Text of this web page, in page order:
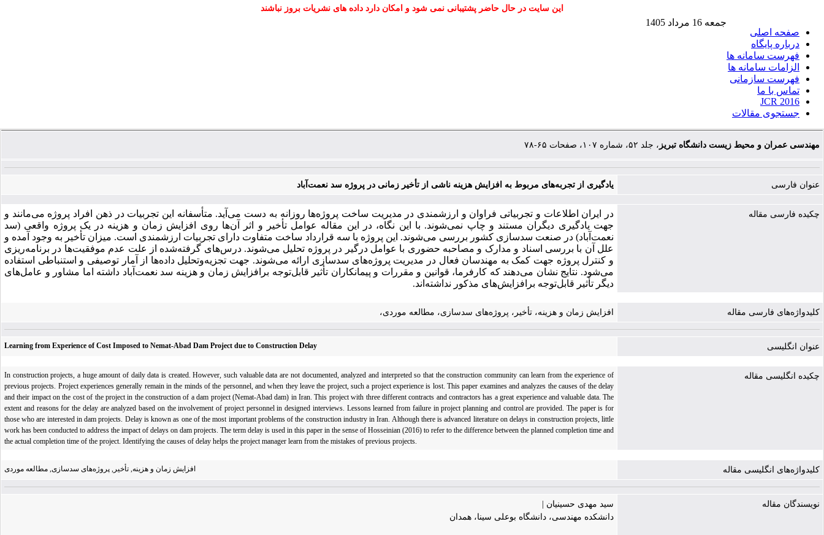
این سایت در حال حاضر پشتیبانی نمی شود و امکان دارد داده های نشریات بروز نباشند
صفحه اصلی
درباره پایگاه
فهرست سامانه ها
الزامات سامانه ها
فهرست سازمانی
تماس با ما
JCR 2016
جستجوی مقالات
جمعه 16 مرداد 1405
مهندسی عمران و محیط زیست دانشگاه تبریز ، جلد ۵۲، شماره ۱۰۷، صفحات ۶۵-۷۸
عنوان فارسی یادگیری از تجربه‌های مربوط به افزایش هزینه ناشی از تأخیر زمانی در پروژه ‌سد نعمت‌آباد
چکیده فارسی مقاله
در ایران اطلاعات و تجربیاتی فراوان و ارزشمندی در مدیریت ساخت پروژه‌ها روزانه به­ دست ‌می‌آید. متأسفانه این تجربیات در ذهن افراد پروژه می‌مانند و
جهت یادگیری دیگران مستند و چاپ نمی‌شوند. با این نگاه، ‌در این مقاله عوامل تأخیر و اثر آن‌ها روی افزایش زمان و هزینه در یک پروژه‌ واقعی (سد
نعمت‌آباد) در صنعت سدسازی کشور بررسی می‌شوند. این پروژه‌ با سه قرارداد ساخت متفاوت دارای تجربیات ارزشمندی است. میزان تأخیر به­ وجود آمده و
علل آن با بررسی اسناد و مدارک و مصاحبه‌ حضوری با عوامل درگیر در پروژه تحلیل می‌شوند. درس‌های گرفته‌شده از علت عدم موفقیت‌ها در برنامه‌ریزی
و کنترل پروژه جهت کمک به مهندسان فعال در مدیریت پروژه‌های سدسازی ارائه می‌شوند. جهت تجزیه‌وتحلیل داده‌ها از آمار توصیفی و استنباطی استفاده
می‌شود. نتایج نشان می‌دهند که کارفرما، قوانین و مقررات و پیمانکاران تأثیر قابل‌توجه برافزایش زمان و هزینه سد نعمت‌آباد داشته اما مشاور و عامل‌های
دیگر تأثیر قابل‌توجه برافزایش‌های مذکور نداشته‌اند.
کلیدواژه‌های فارسی مقاله افزایش زمان و هزینه، تأخیر، پروژه‌های سدسازی، مطالعه موردی،
عنوان انگلیسی Learning from Experience of Cost Imposed to Nemat-Abad Dam Project due to Construction Delay
چکیده انگلیسی مقاله
In construction projects, a huge amount of daily data is created. However, such valuable data are not documented, analyzed and interpreted so that the construction community can learn from the experience of
previous projects. Project experiences generally remain in the minds of the personnel, and when they leave the project, such a project experience is lost. This paper examines and analyzes the causes of the delay
and their impact on the cost of the project in the construction of a dam project (Nemat-Abad dam) in Iran. This project with three different contracts and contractors has a great experience and valuable data. The
extent and reasons for the delay are analyzed based on the involvement of project personnel in designed interviews. Lessons learned from failure in project planning and control are provided. The paper is for
those who are interested in dam projects. Delay is known as one of the most important problems of the construction industry in Iran. Although there is advanced literature on delays in construction projects, little
work has been conducted to address the impact of delays on dam projects. The term delay is used in this paper in the sense of Hosseinian (2016) to refer to the difference between the planned completion time and
the actual completion time of the project. Identifying the causes of delay helps the project manager learn from the mistakes of previous projects.
کلیدواژه‌های انگلیسی مقاله افزایش زمان و هزینه, تأخیر, پروژه‌های سدسازی, مطالعه موردی
نویسندگان مقاله
سید مهدی حسینیان |
دانشکده مهندسی، دانشگاه بوعلی سینا، همدان